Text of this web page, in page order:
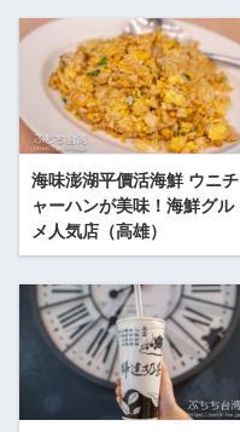
海味澎湖平價活海鮮 ウニチ
ャーハンが美味！海鮮グル
メ人気店（高雄）